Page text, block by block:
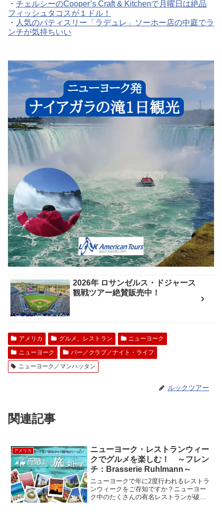
・ チェルシーのCooper’s Craft & Kitchenで月曜日は絶品
フィッシュタコスが１ドル！
・ 人気のパティスリー「ラデュレ」ソーホー店の中庭でラ
ンチが気持ちいい
2026年 ロサンゼルス・ドジャース
観戦ツアー絶賛販売中！
アメリカ グルメ、レストラン
ニューヨーク
ニューヨーク
バー／クラブ／ナイト・ライフ
ニューヨーク／マンハッタン
ルックツアー
関連記事
アメリカ
ニューヨーク・レストランウィー
クでグルメを楽しむ！ ～フレン
チ：Brasserie Ruhlmann～
ニューヨークで年に2度行われるレストラ
ンウィークをご存知ですか？ニューヨー
ク中のたくさんの有名レストランが破格